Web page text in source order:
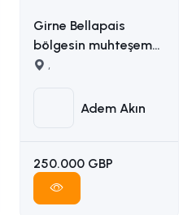
Girne Bellapais
bölgesin muhteşem
manzaralı satılık arsa
05338314949
,
Adem Akın
250.000 GBP